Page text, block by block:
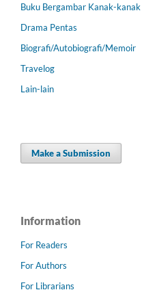
Buku Bergambar Kanak-kanak
Drama Pentas
Biografi/Autobiografi/Memoir
Travelog
Lain-lain
Make a Submission
Information
For Readers
For Authors
For Librarians